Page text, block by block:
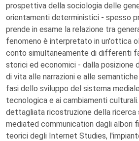
prospettiva della sociologia delle
orientamenti deterministici - spesso
prende in esame la relazione tra
fenomeno è interpretato in un'ottica
conto simultaneamente di differenti
storici ed economici - dalla posizione
di vita alle narrazioni e alle
fasi dello sviluppo del sistema
tecnologica e ai cambiamenti
dettagliata ricostruzione della ricerca
mediated communication dagli albori
teorici degli Internet Studies,